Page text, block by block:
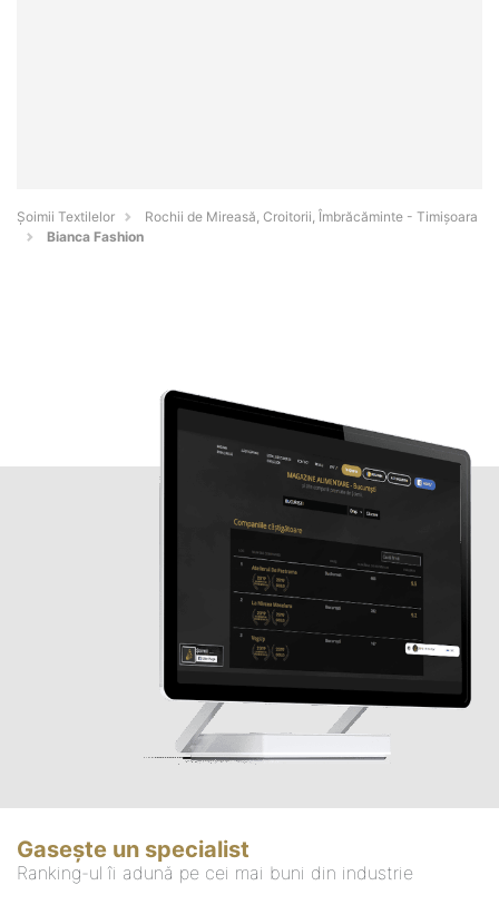
Șoimii Textilelor
Rochii de Mireasă, Croitorii, Îmbrăcăminte - Timişoara
Bianca Fashion
Gasește un specialist
Ranking-ul îi adună pe cei mai buni din industrie